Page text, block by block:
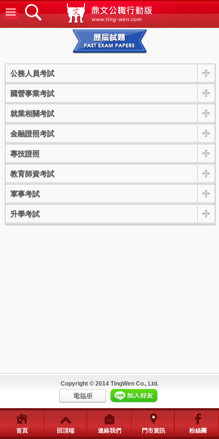
鼎文公
公務人員考試
國營事業考試
就業相關考試
金融證照考試
專技證照
教育師資考試
軍事考試
升學考試
Copyright © 2014 TingWen Co., Ltd.
首頁 回頂端 連絡我們 門市資訊 粉絲團